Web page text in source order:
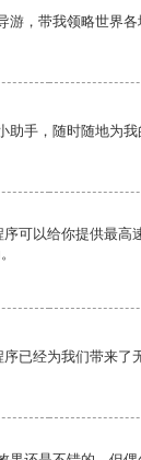
游，带我领略世界各
助手，随时随地为我
可以给你提供最高
已经为我们带来了